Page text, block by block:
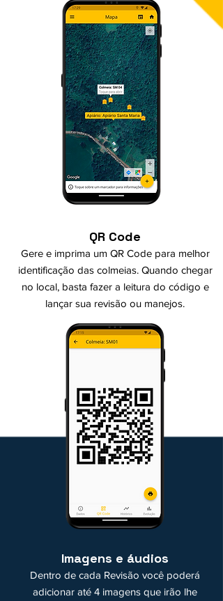
QR Code
Gere e imprima um QR Code para melhor
identificação das colmeias. Quando chegar
no local, basta fazer a leitura do código e
lançar sua revisão ou manejos.
Imagens e áudios
Dentro de cada Revisão você poderá
adicionar até 4 imagens que irão lhe